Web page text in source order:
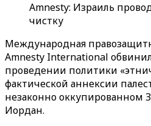
Amnesty: Израиль
чистку
Международная
Amnesty International
проведении политики
фактической аннексии
незаконно оккупированном
Иордан.